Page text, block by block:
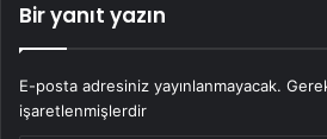
Bir yanıt yazın
E-posta adresiniz yayınlanmayacak.
işaretlenmişlerdir